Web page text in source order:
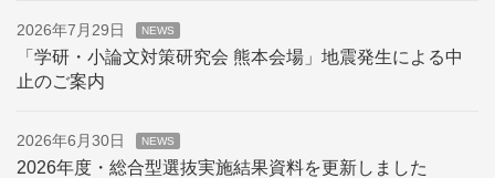
2026年7月29日 NEWS
「学研・小論文対策研究会 熊本会場」地震発生による中
止のご案内
2026年6月30日 NEWS
2026年度・総合型選抜実施結果資料を更新しました